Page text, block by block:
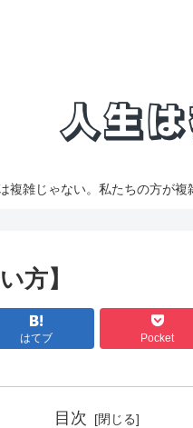
複雑じゃない。私たちの方が
方】
はてブ Pocket
目次